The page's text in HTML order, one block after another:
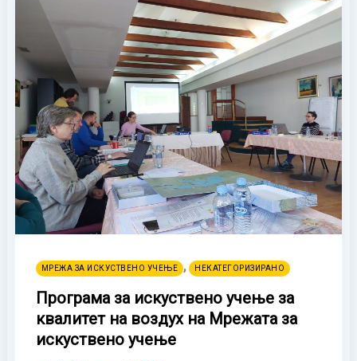
МРЕЖА ЗА ИСКУСТВЕНО УЧЕЊЕ , НЕКАТЕГОРИЗИРАНО
Програма за искуствено учење за
квалитет на воздух на Mрежата за
искуствено учење